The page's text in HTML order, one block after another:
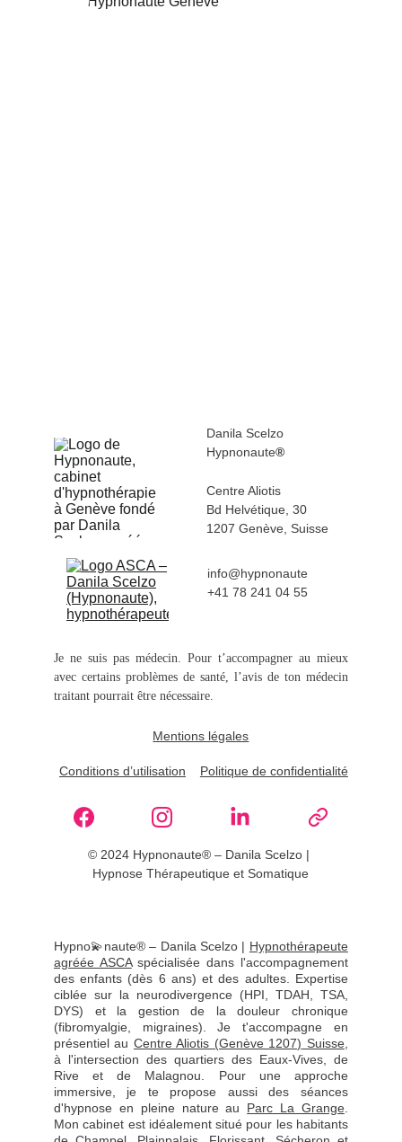
Centre Aliotis
Bd Helvétique, 30
1207 Genève, Suisse
Je ne suis pas médecin. Pour t’accompagner au mieux
avec certains problèmes de santé, l’avis de ton médecin
traitant pourrait être nécessaire.
info@hypnonaute
+41 78 241 04 55
Danila Scelzo
Hypnonaute®
Conditions d’utilisation Politique de confidentialité
Mentions légales
© 2024 Hypnonaute® – Danila Scelzo |
Hypnose Thérapeutique et Somatique
Hypno💫naute® – Danila Scelzo | Hypnothérapeute
agréée ASCAspécialisée dans l'accompagnement
des enfants (dès 6 ans) et des adultes. Expertise
ciblée sur la neurodivergence (HPI, TDAH, TSA,
DYS) et la gestion de la douleur chronique
(fibromyalgie, migraines). Je t'accompagne en
présentiel au Centre Aliotis (Genève 1207) Suisse,
à l'intersection des quartiers des Eaux-Vives, de
Rive et de Malagnou. Pour une approche
immersive, je te propose aussi des séances
d'hypnose en pleine nature au Parc La Grange.
Mon cabinet est idéalement situé pour les habitants